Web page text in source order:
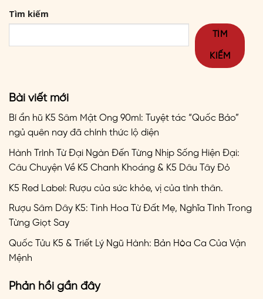
Tìm kiếm
TÌM
KIẾM
Bài viết mới
Bí ẩn hũ K5 Sâm Mật Ong 90ml: Tuyệt tác “Quốc Bảo”
ngủ quên nay đã chính thức lộ diện
Hành Trình Từ Đại Ngàn Đến Từng Nhịp Sống Hiện Đại:
Câu Chuyện Về K5 Chanh Khoáng & K5 Dâu Tây Đỏ
K5 Red Label: Rượu của sức khỏe, vị của tình thân.
Rượu Sâm Dây K5: Tinh Hoa Từ Đất Mẹ, Nghĩa Tình Trong
Từng Giọt Say
Quốc Tửu K5 & Triết Lý Ngũ Hành: Bản Hòa Ca Của Vận
Mệnh
Phản hồi gần đây